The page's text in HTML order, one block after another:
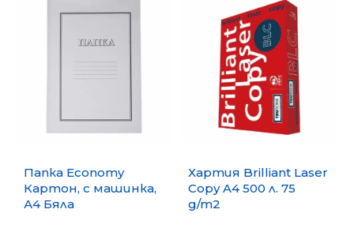
Папка Economy
Картон, с машинка,
А4 Бяла
Хартия Brilliant Laser
Copy A4 500 л. 75
g/m2